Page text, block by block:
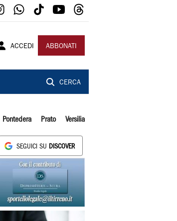
ACCEDI ABBONATI
CERCA
Pontedera Prato Versilia
SEGUICI SU DISCOVER